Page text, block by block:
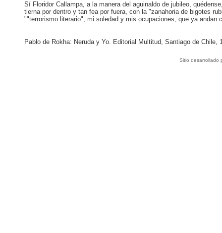
Sí Floridor Callampa, a la manera del aguinaldo de jubileo,
tierna por dentro y tan fea por fuera, con la "zanahoria de bigotes
""terrorismo literario", mi soledad y mis ocupaciones, que ya
Pablo de Rokha: Neruda y Yo. Editorial Multitud, Santiago de Chile,
Sitio desarrollado